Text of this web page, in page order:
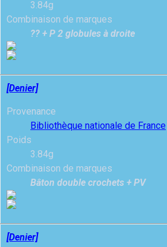
3.84g
Combinaison de marques
?? + P 2 globules à droite
[Denier]
Provenance
Bibliothèque nationale de France
Poids
3.84g
Combinaison de marques
Bâton double crochets + PV
[Denier]